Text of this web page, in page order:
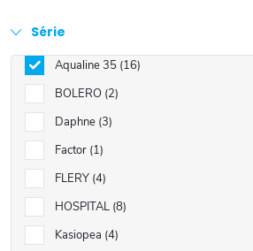
Série
Aqualine 35 16
BOLERO 2
Daphne 3
Factor 1
FLERY 4
HOSPITAL 8
Kasiopea 4